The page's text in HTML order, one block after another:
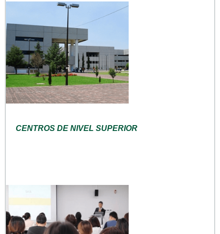
CENTROS DE NIVEL SUPERIOR